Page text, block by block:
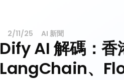
2/11/25 AI 新聞
Dify AI 解碼：香
LangChain、